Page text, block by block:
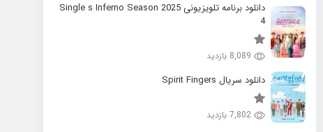
دانلود برنامه تلویزیونی 2025 Single s Inferno Season
4
8,089 بازدید
دانلود سریال Spirit Fingers
7,802 بازدید